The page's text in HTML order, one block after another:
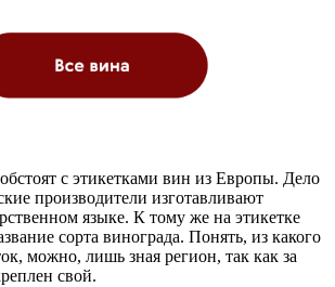
с этикетками вин из Европы. Дело
производители изготавливают
языке. К тому же на этикетке
сорта винограда. Понять, из какого
можно, лишь зная регион, так как за
свой.